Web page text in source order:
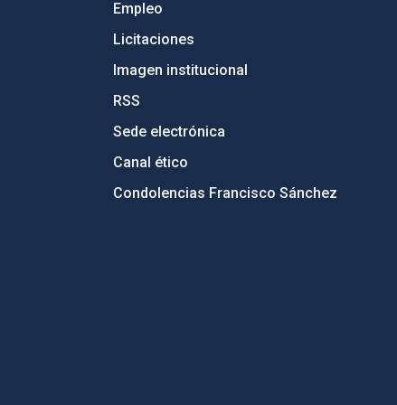
Empleo
Licitaciones
Imagen institucional
RSS
Sede electrónica
Canal ético
Condolencias Francisco Sánchez